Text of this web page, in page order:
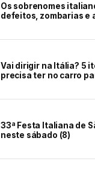
Os sobrenomes
defeitos, zombarias e
Vai dirigir na Itália? 5
precisa ter no carro
33ª Festa Italiana de
neste sábado (8)